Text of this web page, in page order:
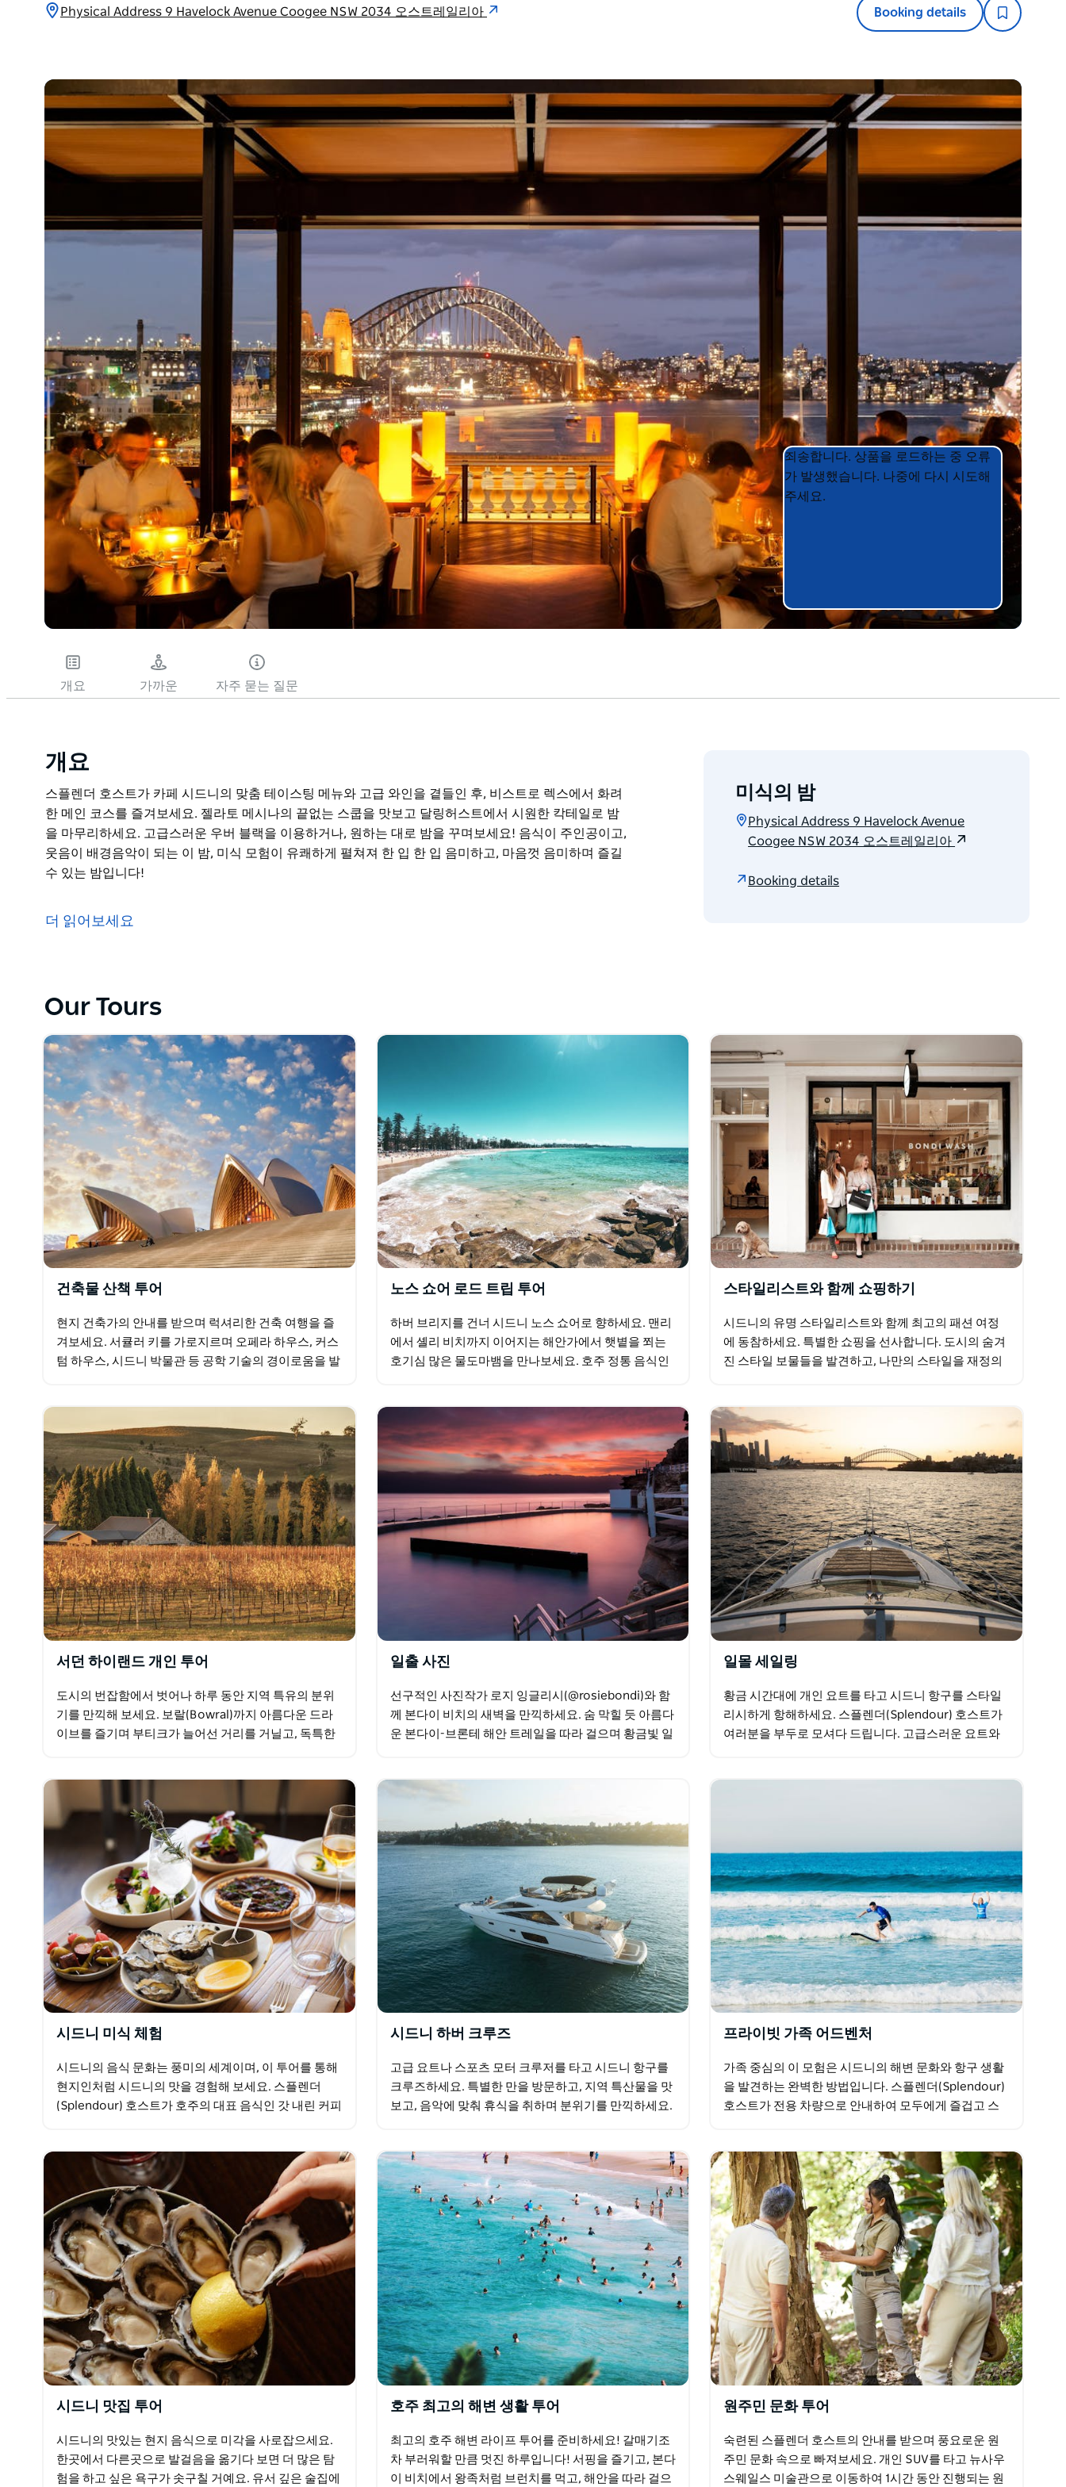
Physical Address 9 Havelock Avenue Coogee NSW 2034 오스트레일리아 Booking details
Product
List
Product
List
죄송합니다. 상품을 로드하는 중 오류
가 발생했습니다. 나중에 다시 시도해
주세요.
개요 가까운 자주 묻는 질문
개요
스플렌더 호스트가 카페 시드니의 맞춤 테이스팅 메뉴와 고급 와인을 곁들인 후, 비스트로 렉스에서 화려
한 메인 코스를 즐겨보세요. 젤라토 메시나의 끝없는 스쿱을 맛보고 달링허스트에서 시원한 칵테일로 밤
을 마무리하세요. 고급스러운 우버 블랙을 이용하거나, 원하는 대로 밤을 꾸며보세요! 음식이 주인공이고,
웃음이 배경음악이 되는 이 밤, 미식 모험이 유쾌하게 펼쳐져 한 입 한 입 음미하고, 마음껏 음미하며 즐길
수 있는 밤입니다!
한 메인 코스를 즐겨보세요. 젤라토 메시나의 끝없는 스쿱을 맛보고 달링허스트에서 시원한 칵테일로 밤
더 읽어보세요
미식의 밤
Physical Address 9 Havelock Avenue
Coogee NSW 2034 오스트레일리아
Booking details
Our Tours
건축물 산책 투어
현지 건축가의 안내를 받으며 럭셔리한 건축 여행을 즐
겨보세요. 서큘러 키를 가로지르며 오페라 하우스, 커스
텀 하우스, 시드니 박물관 등 공학 기술의 경이로움을 발
노스 쇼어 로드 트립 투어
하버 브리지를 건너 시드니 노스 쇼어로 향하세요. 맨리
에서 셸리 비치까지 이어지는 해안가에서 햇볕을 쬐는
호기심 많은 물도마뱀을 만나보세요. 호주 정통 음식인
스타일리스트와 함께 쇼핑하기
시드니의 유명 스타일리스트와 함께 최고의 패션 여정
에 동참하세요. 특별한 쇼핑을 선사합니다. 도시의 숨겨
진 스타일 보물들을 발견하고, 나만의 스타일을 재정의
서던 하이랜드 개인 투어
도시의 번잡함에서 벗어나 하루 동안 지역 특유의 분위
기를 만끽해 보세요. 보랄(Bowral)까지 아름다운 드라
이브를 즐기며 부티크가 늘어선 거리를 거닐고, 독특한
일출 사진
선구적인 사진작가 로지 잉글리시(@rosiebondi)와 함
께 본다이 비치의 새벽을 만끽하세요. 숨 막힐 듯 아름다
운 본다이-브론테 해안 트레일을 따라 걸으며 황금빛 일
일몰 세일링
황금 시간대에 개인 요트를 타고 시드니 항구를 스타일
리시하게 항해하세요. 스플렌더(Splendour) 호스트가
여러분을 부두로 모셔다 드립니다. 고급스러운 요트와
시드니 미식 체험
시드니의 음식 문화는 풍미의 세계이며, 이 투어를 통해
현지인처럼 시드니의 맛을 경험해 보세요. 스플렌더
(Splendour) 호스트가 호주의 대표 음식인 갓 내린 커피
시드니 하버 크루즈
고급 요트나 스포츠 모터 크루저를 타고 시드니 항구를
크루즈하세요. 특별한 만을 방문하고, 지역 특산물을 맛
보고, 음악에 맞춰 휴식을 취하며 분위기를 만끽하세요.
프라이빗 가족 어드벤처
가족 중심의 이 모험은 시드니의 해변 문화와 항구 생활
을 발견하는 완벽한 방법입니다. 스플렌더(Splendour)
호스트가 전용 차량으로 안내하여 모두에게 즐겁고 스
시드니 맛집 투어
시드니의 맛있는 현지 음식으로 미각을 사로잡으세요.
한곳에서 다른곳으로 발걸음을 옮기다 보면 더 많은 탐
험을 하고 싶은 욕구가 솟구칠 거예요. 유서 깊은 술집에
호주 최고의 해변 생활 투어
최고의 호주 해변 라이프 투어를 준비하세요! 갈매기조
차 부러워할 만큼 멋진 하루입니다! 서핑을 즐기고, 본다
이 비치에서 왕족처럼 브런치를 먹고, 해안을 따라 걸으
원주민 문화 투어
숙련된 스플렌더 호스트의 안내를 받으며 풍요로운 원
주민 문화 속으로 빠져보세요. 개인 SUV를 타고 뉴사우
스웨일스 미술관으로 이동하여 1시간 동안 진행되는 원